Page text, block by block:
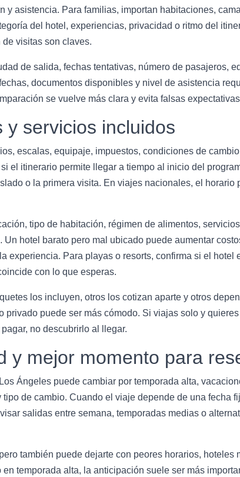
y asistencia. Para familias, importan habitaciones,
del hotel, experiencias, privacidad o ritmo del
visitas son claves.
de salida, fechas tentativas, número de pasajeros,
documentos disponibles y nivel de asistencia
se vuelve más clara y evita falsas
y servicios incluidos
escalas, equipaje, impuestos, condiciones de
el itinerario permite llegar a tiempo al inicio del
o la primera visita. En viajes nacionales, el horario
tipo de habitación, régimen de alimentos,
hotel barato pero mal ubicado puede aumentar
experiencia. Para playas o resorts, confirma si el hotel
con lo que esperas.
los incluyen, otros los cotizan aparte y otros
privado puede ser más cómodo. Si viajas solo y
no descubrirlo al llegar.
y mejor momento para
Ángeles puede cambiar por temporada alta,
de cambio. Cuando el viaje depende de una fecha
salidas entre semana, temporadas medias o
también puede dejarte con peores horarios, hoteles
temporada alta, la anticipación suele ser más